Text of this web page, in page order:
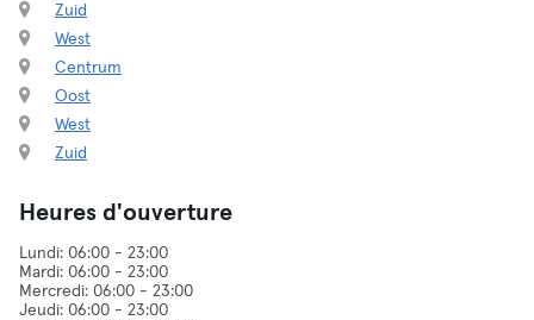
Zuid
West
Centrum
Oost
West
Zuid
Heures d'ouverture
Lundi: 06:00 - 23:00
Mardi: 06:00 - 23:00
Mercredi: 06:00 - 23:00
Jeudi: 06:00 - 23:00